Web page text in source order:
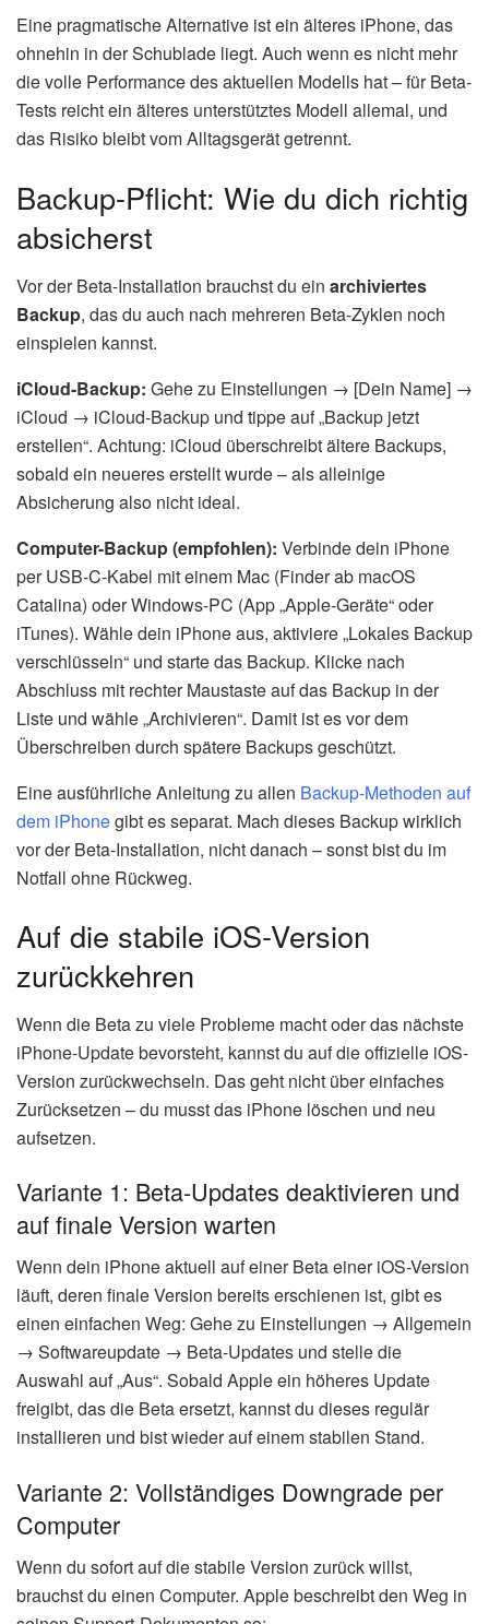
Eine pragmatische Alternative ist ein älteres iPhone, das
ohnehin in der Schublade liegt. Auch wenn es nicht mehr
die volle Performance des aktuellen Modells hat – für Beta-
Tests reicht ein älteres unterstütztes Modell allemal, und
das Risiko bleibt vom Alltagsgerät getrennt.
Backup-Pflicht: Wie du dich richtig
absicherst
Vor der Beta-Installation brauchst du ein archiviertes
Backup, das du auch nach mehreren Beta-Zyklen noch
einspielen kannst.
iCloud-Backup: Gehe zu Einstellungen → [Dein Name] →
iCloud → iCloud-Backup und tippe auf „Backup jetzt
erstellen“. Achtung: iCloud überschreibt ältere Backups,
sobald ein neueres erstellt wurde – als alleinige
Absicherung also nicht ideal.
Computer-Backup (empfohlen): Verbinde dein iPhone
per USB-C-Kabel mit einem Mac (Finder ab macOS
Catalina) oder Windows-PC (App „Apple-Geräte“ oder
iTunes). Wähle dein iPhone aus, aktiviere „Lokales Backup
verschlüsseln“ und starte das Backup. Klicke nach
Abschluss mit rechter Maustaste auf das Backup in der
Liste und wähle „Archivieren“. Damit ist es vor dem
Überschreiben durch spätere Backups geschützt.
Eine ausführliche Anleitung zu allen Backup-Methoden auf
dem iPhonegibt es separat. Mach dieses Backup wirklich
vor der Beta-Installation, nicht danach – sonst bist du im
Notfall ohne Rückweg.
Auf die stabile iOS-Version
zurückkehren
Wenn die Beta zu viele Probleme macht oder das nächste
iPhone-Update bevorsteht, kannst du auf die offizielle iOS-
Version zurückwechseln. Das geht nicht über einfaches
Zurücksetzen – du musst das iPhone löschen und neu
aufsetzen.
Variante 1: Beta-Updates deaktivieren und
auf finale Version warten
Wenn dein iPhone aktuell auf einer Beta einer iOS-Version
läuft, deren finale Version bereits erschienen ist, gibt es
einen einfachen Weg: Gehe zu Einstellungen → Allgemein
→ Softwareupdate → Beta-Updates und stelle die
Auswahl auf „Aus“. Sobald Apple ein höheres Update
freigibt, das die Beta ersetzt, kannst du dieses regulär
installieren und bist wieder auf einem stabilen Stand.
Variante 2: Vollständiges Downgrade per
Computer
Wenn du sofort auf die stabile Version zurück willst,
brauchst du einen Computer. Apple beschreibt den Weg in